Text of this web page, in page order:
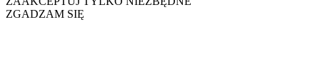
ZGADZAM SIĘ